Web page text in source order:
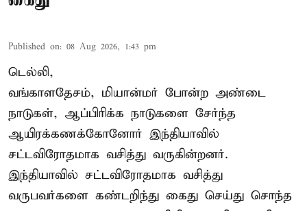
Published on: 08 Aug 2026, 1:43 pm
டெல்லி,
வங்காளதேசம், மியான்மர் போன்ற அண்டை
நாடுகள், ஆப்பிரிக்க நாடுகளை சேர்ந்த
ஆயிரக்கணக்கோனோர் இந்தியாவில்
சட்டவிரோதமாக வசித்து வருகின்றனர்.
இந்தியாவில் சட்டவிரோதமாக வசித்து
வருபவர்களை கண்டறிந்து கைது செய்து சொந்த